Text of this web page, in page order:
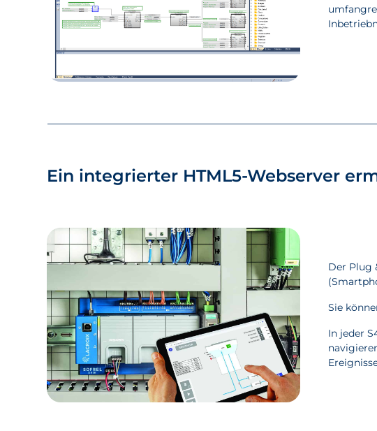
Ein integrierter HTML5-Webserver
Der Plug
Sie
In jeder